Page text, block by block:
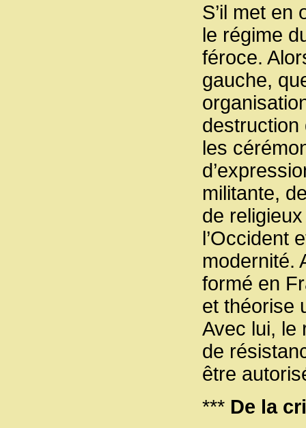
S’il met
le régime
féroce.
gauche,
destruction
les
militante,
de
l’Occident
modernité.
formé en
et théorise
Avec lui, le
de
être
*** De la